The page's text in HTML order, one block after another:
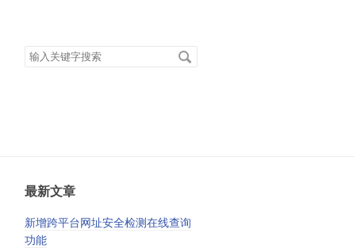
搜
最新文章
新增跨平台网址安全检测在线查询
功能